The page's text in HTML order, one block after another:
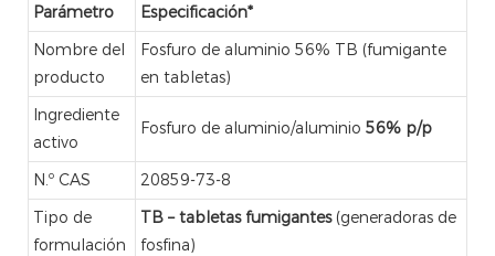
Parámetro
Especificación*
Nombre del
producto
Fosfuro de aluminio 56% TB (fumigante
en tabletas)
Ingrediente
activo
Fosfuro de aluminio/aluminio 56% p/p
N.º CAS
20859-73-8
Tipo de
formulación
TB – tabletas fumigantes(generadoras de
fosfina)